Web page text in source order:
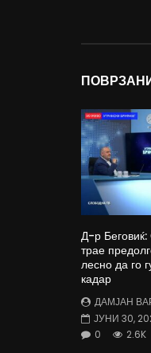
Д-р Беговиќ:
трае
лесно да го
кадар
ДАМЈАН
ЈУНИ 30,
0
2.6K